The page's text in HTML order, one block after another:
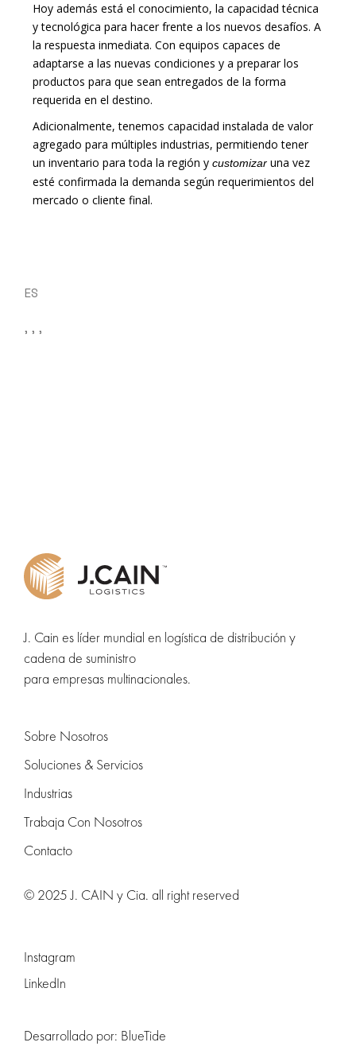
Hoy además está el conocimiento, la capacidad técnica
y tecnológica para hacer frente a los nuevos desafíos. A
la respuesta inmediata. Con equipos capaces de
adaptarse a las nuevas condiciones y a preparar los
productos para que sean entregados de la forma
requerida en el destino.
Adicionalmente, tenemos capacidad instalada de valor
agregado para múltiples industrias, permitiendo tener
un inventario para toda la región ycustomizar una vez
esté confirmada la demanda según requerimientos del
mercado o cliente final.
ES
J. Cain es líder mundial en logística de distribución y
cadena de suministro
para empresas multinacionales.
Sobre Nosotros
Soluciones & Servicios
Industrias
Trabaja Con Nosotros
Contacto
© 2025 J. CAIN y Cia. all right reserved
Instagram
LinkedIn
Desarrollado por: BlueTide